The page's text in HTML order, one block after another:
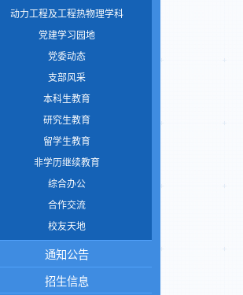
动力工程及工程热物理学科
党建学习园地
党委动态
支部风采
本科生教育
研究生教育
留学生教育
非学历继续教育
综合办公
合作交流
校友天地
通知公告
招生信息